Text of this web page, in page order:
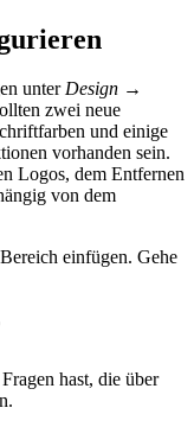
unterDesign →
zwei neue
und einige
vorhanden sein.
Logos, dem Entfernen
von dem
einfügen. Gehe
hast, die über